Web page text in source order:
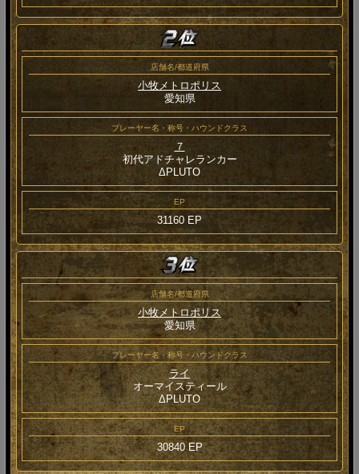
店舗名/都道府県
小牧メトロポリス
愛知県
プレーヤー名・称号・ハウンドクラス
７
初代アドチャレランカー
ΔPLUTO
EP
31160 EP
店舗名/都道府県
小牧メトロポリス
愛知県
プレーヤー名・称号・ハウンドクラス
ライ
オーマイスティール
ΔPLUTO
EP
30840 EP